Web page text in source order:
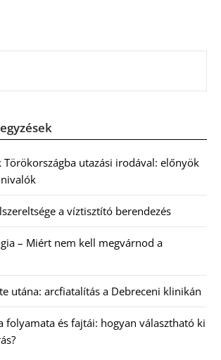
utazási irodával: előnyök
a víztisztító berendezés
– Miért nem kell megvárnod a
utána: arcfiatalítás a Debreceni klinikán
folyamata és fajtái: hogyan választható ki